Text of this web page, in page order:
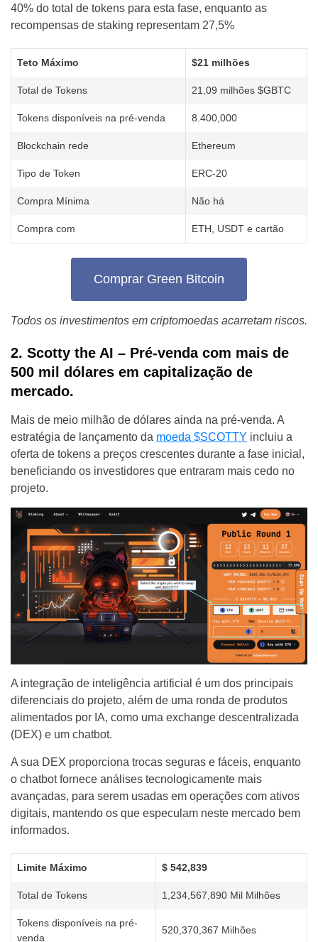
40% do total de tokens para esta fase, enquanto as
recompensas de staking representam 27,5%
Teto Máximo $21 milhões
Total de Tokens 21,09 milhões $GBTC
Tokens disponíveis na pré-venda 8.400,000
Blockchain rede Ethereum
Tipo de Token ERC-20
Compra Mínima Não há
Compra com ETH, USDT e cartão
Comprar Green Bitcoin
Todos os investimentos em criptomoedas acarretam riscos.
2. Scotty the AI – Pré-venda com mais de
500 mil dólares em capitalização de
mercado.
Mais de meio milhão de dólares ainda na pré-venda. A
estratégia de lançamento da moeda $SCOTTY incluiu a
oferta de tokens a preços crescentes durante a fase inicial,
beneficiando os investidores que entraram mais cedo no
projeto.
A integração de inteligência artificial é um dos principais
diferenciais do projeto, além de uma ronda de produtos
alimentados por IA, como uma exchange descentralizada
(DEX) e um chatbot.
A sua DEX proporciona trocas seguras e fáceis, enquanto
o chatbot fornece análises tecnologicamente mais
avançadas, para serem usadas em operações com ativos
digitais, mantendo os que especulam neste mercado bem
informados.
Limite Máximo $ 542,839
Total de Tokens 1,234,567,890 Mil Milhões
Tokens disponíveis na pré-
venda
520,370,367 Milhões